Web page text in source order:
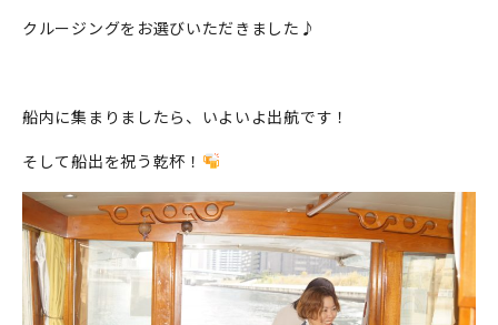
クルージングをお選びいただきました♪
船内に集まりましたら、いよいよ出航です！
そして船出を祝う乾杯！